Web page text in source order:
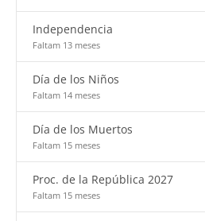
Independencia
Faltam 13 meses
Día de los Niños
Faltam 14 meses
Día de los Muertos
Faltam 15 meses
Proc. de la República 2027
Faltam 15 meses